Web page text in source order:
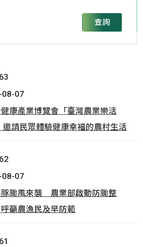
查詢
08-07
康產業博覽會「臺灣農業樂活
邀請民眾體驗健康幸福的農村生活
08-07
豚颱風來襲 農業部啟動防颱整
籲農漁民及早防範